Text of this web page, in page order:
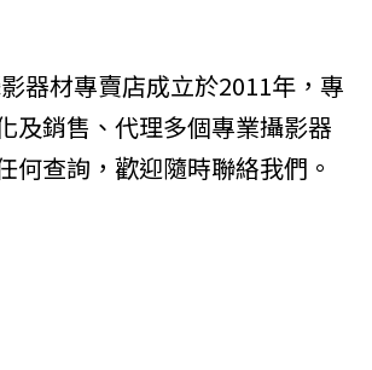
器材專賣店成立於2011年，專
及銷售、代理多個專業攝影器
何查詢，歡迎隨時聯絡我們。